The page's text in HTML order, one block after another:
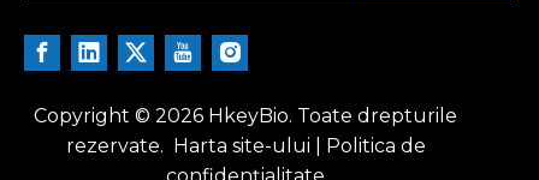
Copyright © 2026 HkeyBio. Toate drepturile
rezervate. Harta site-ului
Politica de